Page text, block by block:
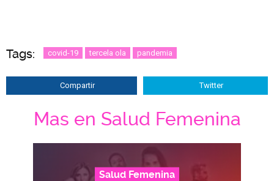
Tags: covid-19 tercela ola pandemia
Compartir Twitter
Mas en Salud Femenina
Salud Femenina